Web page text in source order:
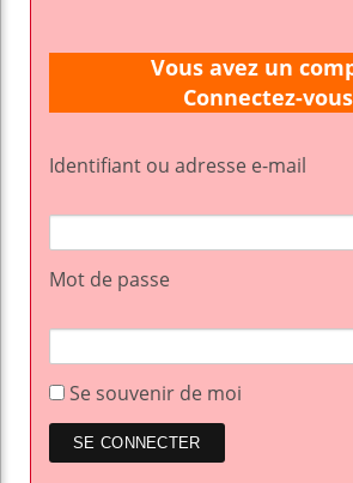
Vous avez un
Connectez-
Identifiant ou adresse e-mail
Mot de passe
Se souvenir de moi